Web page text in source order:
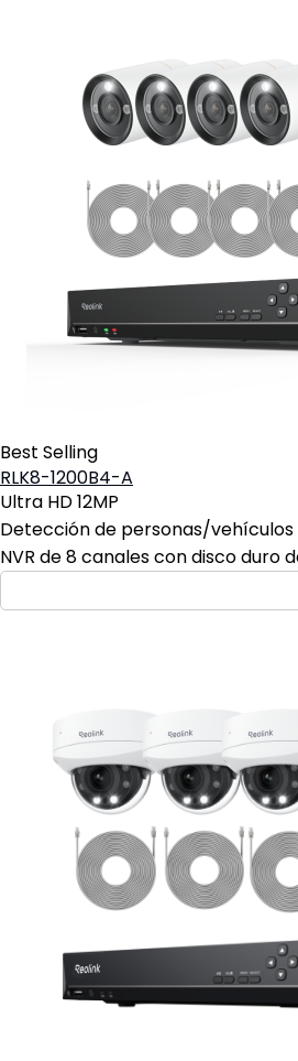
Best Selling
RLK8-1200B4-A
Ultra HD 12MP
Detección de personas/vehículos
NVR de 8 canales con disco duro